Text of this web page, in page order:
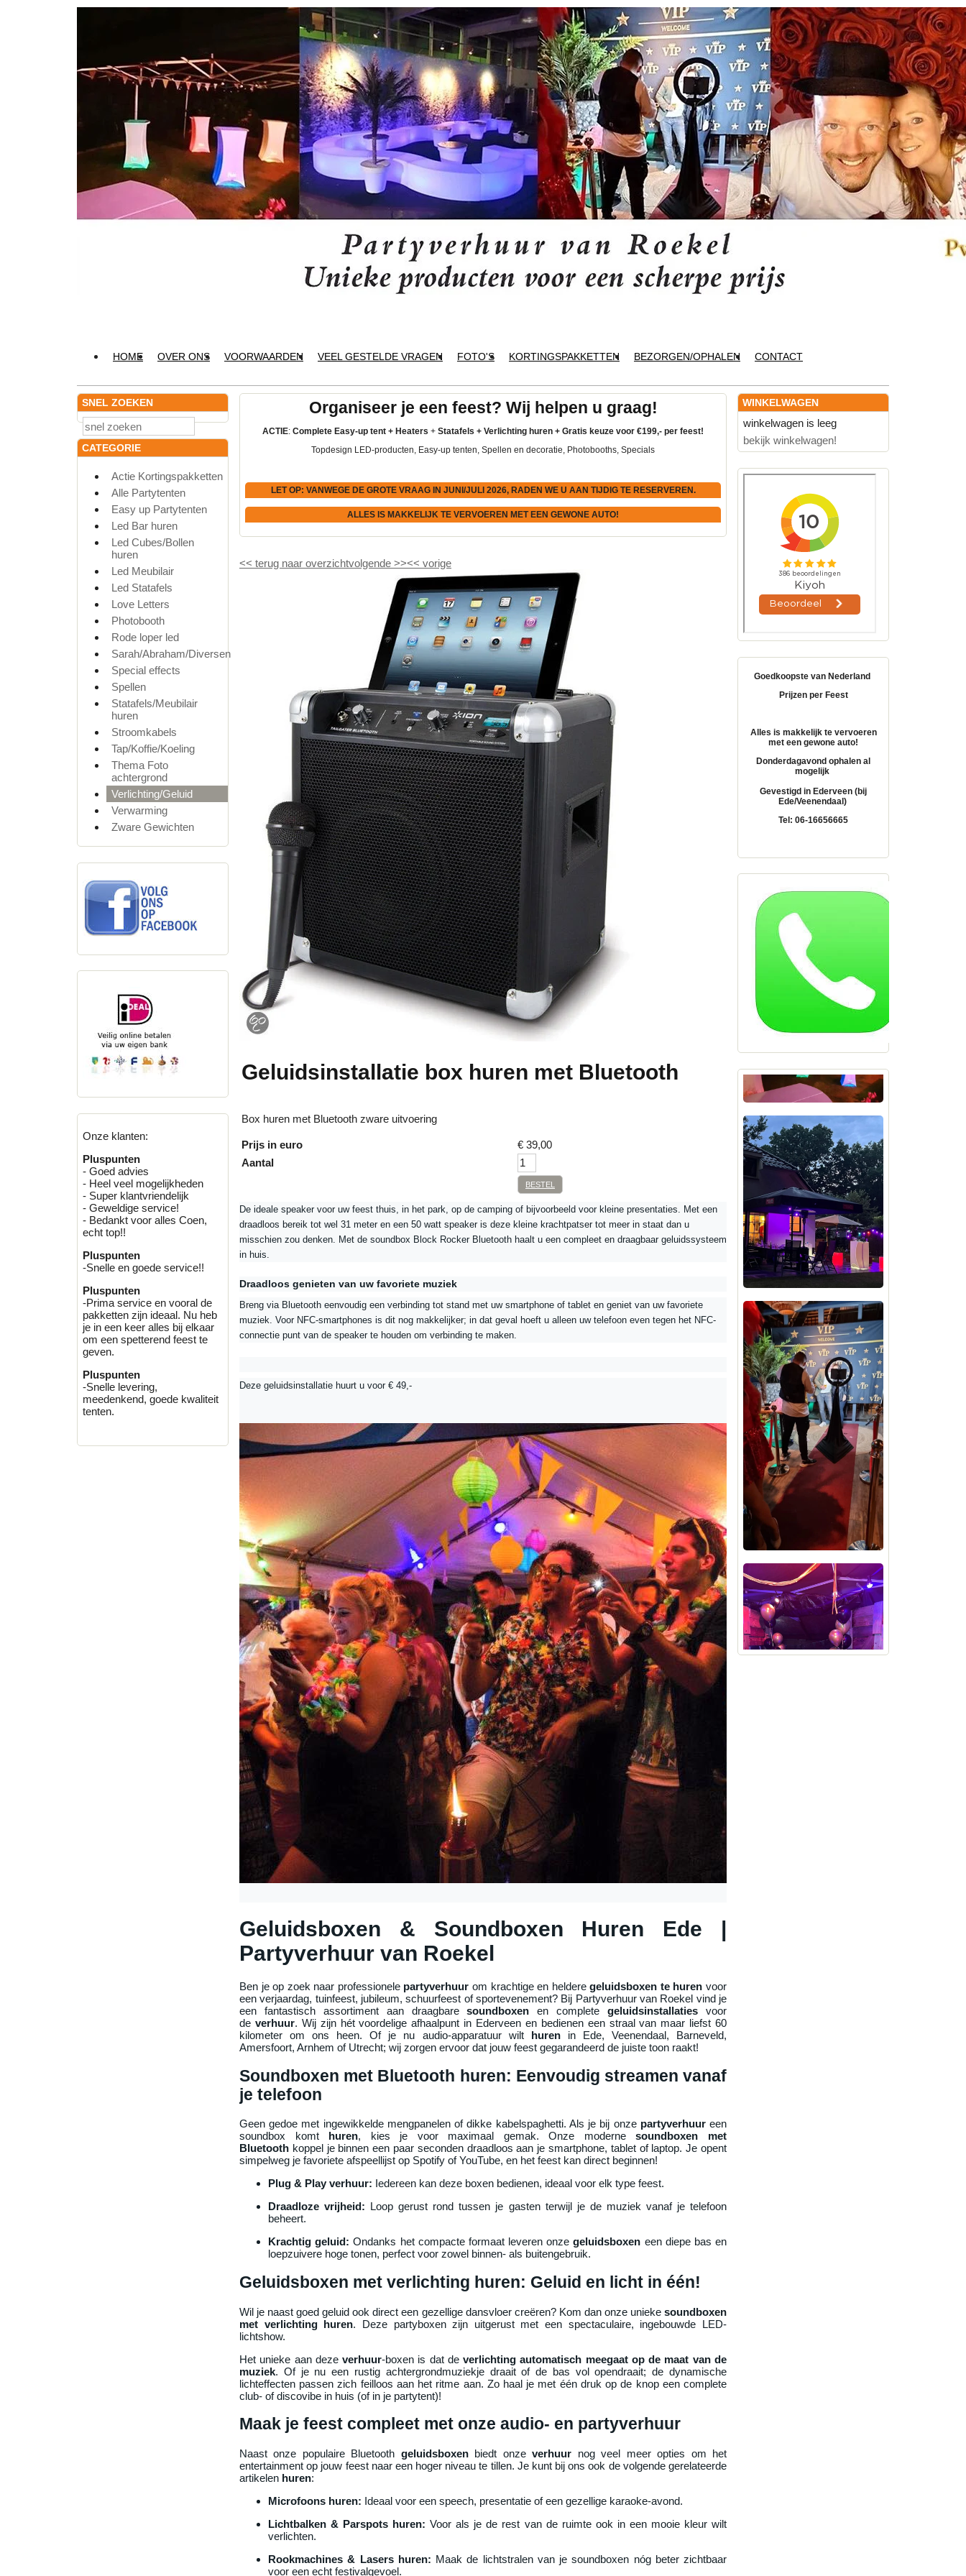
HOME OVER ONS VOORWAARDEN VEEL GESTELDE VRAGEN FOTO'S KORTINGSPAKKETTEN BEZORGEN/OPHALEN CONTACT
SNEL ZOEKEN
CATEGORIE
Actie Kortingspakketten
Alle Partytenten
Easy up Partytenten
Led Bar huren
Led Cubes/Bollen
huren
Led Meubilair
Led Statafels
Love Letters
Photobooth
Rode loper led
Sarah/Abraham/Diversen
Special effects
Spellen
Statafels/Meubilair
huren
Stroomkabels
Tap/Koffie/Koeling
Thema Foto
achtergrond
Verlichting/Geluid
Verwarming
Zware Gewichten
Onze klanten:
Pluspunten
- Goed advies
- Heel veel mogelijkheden
- Super klantvriendelijk
- Geweldige service!
- Bedankt voor alles Coen,
echt top!!
Pluspunten
-Snelle en goede service!!
Pluspunten
-Prima service en vooral de
pakketten zijn ideaal. Nu heb
je in een keer alles bij elkaar
om een spetterend feest te
geven.
Pluspunten
-Snelle levering,
meedenkend, goede kwaliteit
tenten.
Organiseer je een feest? Wij helpen u graag!
ACTIE: Complete Easy-up tent + Heaters + Statafels + Verlichting huren + Gratis keuze voor €199,- per feest!
Topdesign LED-producten, Easy-up tenten, Spellen en decoratie, Photobooths, Specials
LET OP: VANWEGE DE GROTE VRAAG IN JUNI/JULI 2026, RADEN WE U AAN TIJDIGTE RESERVEREN.
ALLES IS MAKKELIJK TE VERVOEREN MET EEN GEWONE AUTO!
<< terug naar overzichtvolgende >><< vorige
Geluidsinstallatie box huren met Bluetooth
Box huren met Bluetooth zware uitvoering
Prijs in euro € 39,00
Aantal
BESTEL
De ideale speaker voor uw feest thuis, in het park, op de camping of bijvoorbeeld voor kleine presentaties. Met een
draadloos bereik tot wel 31 meter en een 50 watt speaker is deze kleine krachtpatser tot meer in staat dan u
misschien zou denken. Met de soundbox Block Rocker Bluetooth haalt u een compleet en draagbaar geluidssysteem
in huis.
Draadloos genieten van uw favoriete muziek
Breng via Bluetooth eenvoudig een verbinding tot stand met uw smartphone of tablet en geniet van uw favoriete
muziek. Voor NFC-smartphones is dit nog makkelijker; in dat geval hoeft u alleen uw telefoon even tegen het NFC-
connectie punt van de speaker te houden om verbinding te maken.
Deze geluidsinstallatie huurt u voor € 49,-
Geluidsboxen & Soundboxen Huren Ede |
Partyverhuur van Roekel
Ben je op zoek naar professionele partyverhuur om krachtige en helderegeluidsboxen te huren voor
een verjaardag, tuinfeest, jubileum, schuurfeest of sportevenement? Bij Partyverhuur van Roekel vind je
een fantastisch assortiment aan draagbaresoundboxen en completegeluidsinstallaties voor
de verhuur. Wij zijn hét voordelige afhaalpunt in Ederveen en bedienen een straal van maar liefst 60
kilometer om ons heen. Of je nu audio-apparatuur wilt hurenin Ede, Veenendaal, Barneveld,
Amersfoort, Arnhem of Utrecht; wij zorgen ervoor dat jouw feest gegarandeerd de juiste toon raakt!
Soundboxen met Bluetooth huren: Eenvoudig streamen vanaf
je telefoon
Geen gedoe met ingewikkelde mengpanelen of dikke kabelspaghetti. Als je bij onze partyverhuureen
soundbox komt huren, kies je voor maximaal gemak. Onze modernesoundboxen met
Bluetooth koppel je binnen een paar seconden draadloos aan je smartphone, tablet of laptop. Je opent
simpelweg je favoriete afspeellijst op Spotify of YouTube, en het feest kan direct beginnen!
Plug & Play verhuur: Iedereen kan deze boxen bedienen, ideaal voor elk type feest.
Draadloze vrijheid: Loop gerust rond tussen je gasten terwijl je de muziek vanaf je telefoon
beheert.
Krachtig geluid: Ondanks het compacte formaat leveren onzegeluidsboxen een diepe bas en
loepzuivere hoge tonen, perfect voor zowel binnen- als buitengebruik.
Geluidsboxen met verlichting huren: Geluid en licht in één!
Wil je naast goed geluid ook direct een gezellige dansvloer creëren? Kom dan onze unieke soundboxen
met verlichting huren. Deze partyboxen zijn uitgerust met een spectaculaire, ingebouwde LED-
lichtshow.
Het unieke aan dezeverhuur-boxen is dat deverlichting automatisch meegaat op de maat van de
muziek. Of je nu een rustig achtergrondmuziekje draait of de bas vol opendraait; de dynamische
lichteffecten passen zich feilloos aan het ritme aan. Zo haal je met één druk op de knop een complete
club- of discovibe in huis (of in je partytent)!
Maak je feest compleet met onze audio- en partyverhuur
Naast onze populaire Bluetooth geluidsboxenbiedt onzeverhuur nog veel meer opties om het
entertainment op jouw feest naar een hoger niveau te tillen. Je kunt bij ons ook de volgende gerelateerde
artikelen huren:
Microfoons huren: Ideaal voor een speech, presentatie of een gezellige karaoke-avond.
Lichtbalken & Parspots huren: Voor als je de rest van de ruimte ook in een mooie kleur wilt
verlichten.
Rookmachines & Lasers huren: Maak de lichtstralen van je soundboxen nóg beter zichtbaar
voor een echt festivalgevoel.
WINKELWAGEN
winkelwagen is leeg
bekijk winkelwagen!
Goedkoopste van Nederland
Prijzen per Feest
Alles is makkelijk te vervoeren
met een gewone auto!
Donderdagavond ophalen al
mogelijk
Gevestigd in Ederveen (bij
Ede/Veenendaal)
Tel: 06-16656665